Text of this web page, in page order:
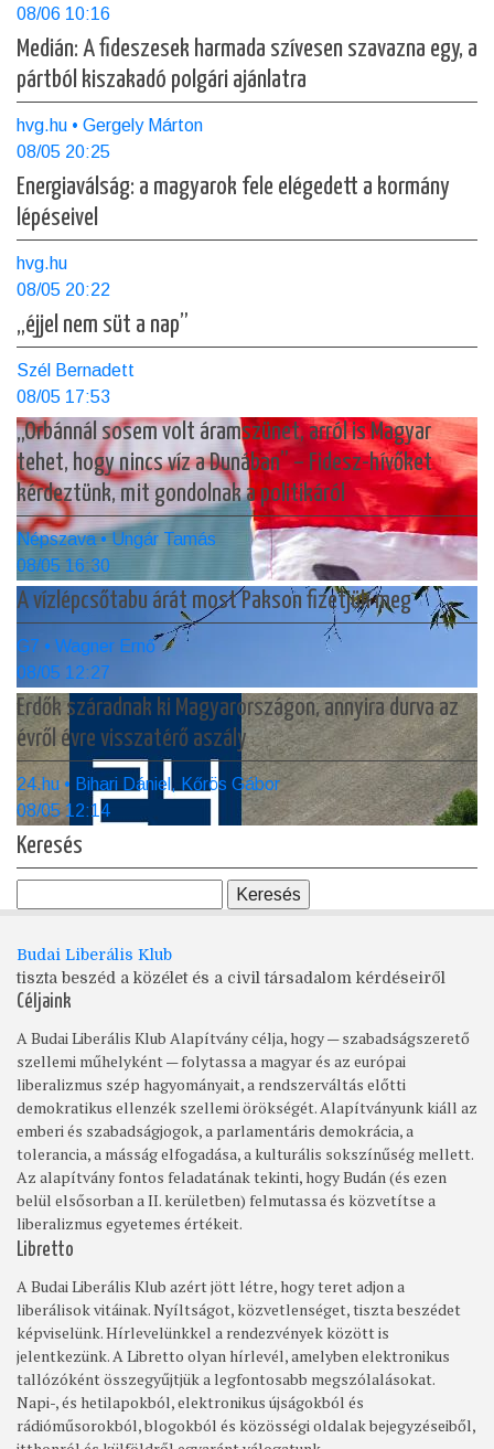
08/06 10:16
Medián: A fideszesek harmada szívesen szavazna egy, a
pártból kiszakadó polgári ajánlatra
hvg.hu • Gergely Márton
08/05 20:25
Energiaválság: a magyarok fele elégedett a kormány
lépéseivel
hvg.hu
08/05 20:22
„éjjel nem süt a nap”
Szél Bernadett
08/05 17:53
„Orbánnál sosem volt áramszünet, arról is Magyar
tehet, hogy nincs víz a Dunában” – Fidesz-hívőket
kérdeztünk, mit gondolnak a politikáról
Népszava • Ungár Tamás
08/05 16:30
A vízlépcsőtabu árát most Pakson fizetjük meg
G7 • Wagner Ernő
08/05 12:27
Erdők száradnak ki Magyarországon, annyira durva az
évről évre visszatérő aszály
24.hu • Bihari Dániel, Kőrös Gábor
08/05 12:14
Keresés
Budai Liberális Klub
tiszta beszéd a közélet és a civil társadalom kérdéseiről
Céljaink
A Budai Liberális Klub Alapítvány célja, hogy — szabadságszerető
szellemi műhelyként — folytassa a magyar és az európai
liberalizmus szép hagyományait, a rendszerváltás előtti
demokratikus ellenzék szellemi örökségét. Alapítványunk kiáll az
emberi és szabadságjogok, a parlamentáris demokrácia, a
tolerancia, a másság elfogadása, a kulturális sokszínűség mellett.
Az alapítvány fontos feladatának tekinti, hogy Budán (és ezen
belül elsősorban a II. kerületben) felmutassa és közvetítse a
liberalizmus egyetemes értékeit.
Libretto
A Budai Liberális Klub azért jött létre, hogy teret adjon a
liberálisok vitáinak. Nyíltságot, közvetlenséget, tiszta beszédet
képviselünk. Hírlevelünkkel a rendezvények között is
jelentkezünk. A Libretto olyan hírlevél, amelyben elektronikus
tallózóként összegyűjtjük a legfontosabb megszólalásokat.
Napi-, és hetilapokból, elektronikus újságokból és
rádióműsorokból, blogokból és közösségi oldalak bejegyzéseiből,